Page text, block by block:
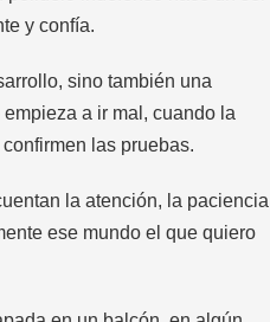
y confía.
sino también una
a ir mal, cuando la
las pruebas.
la atención, la paciencia
ese mundo el que quiero